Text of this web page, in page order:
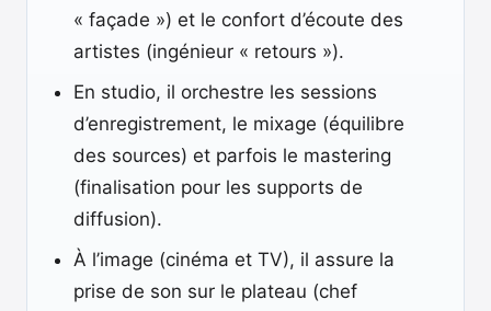
« façade ») et le confort d’écoute des
artistes (ingénieur « retours »).
En studio, il orchestre les sessions
d’enregistrement, le mixage (équilibre
des sources) et parfois le mastering
(finalisation pour les supports de
diffusion).
À l’image (cinéma et TV), il assure la
prise de son sur le plateau (chef